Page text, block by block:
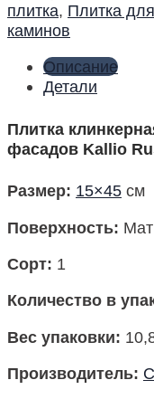
плитка, Плитка
каминов
Описание
Детали
Плитка
фасадов Kallio
Размер: 15×45 см
Поверхность: Мат
Сорт: 1
Количество в
Вес упаковки:
Производитель: